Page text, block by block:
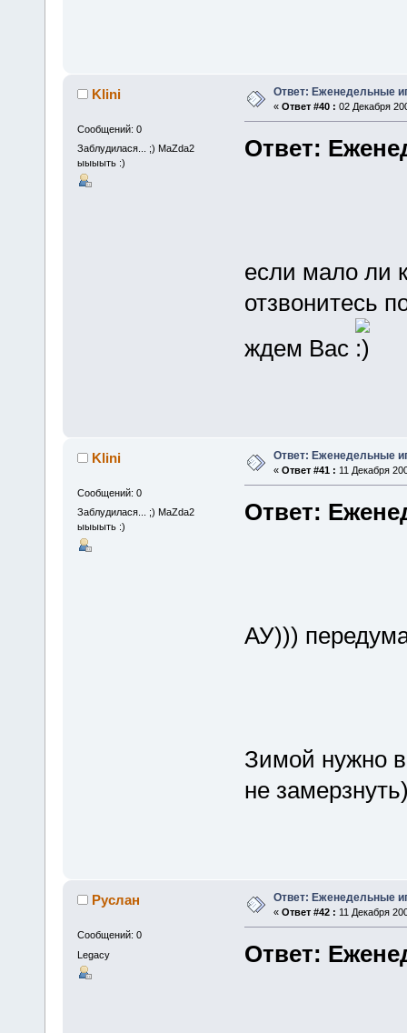
Klini
Сообщений: 0
Заблудилася... ;) MaZda2
ыыыыть :)
Ответ: Еженедельные
« Ответ #40 : 02 Декабря
Ответ:
если мало ли
отзвонитесь
ждем Вас
Klini
Сообщений: 0
Заблудилася... ;) MaZda2
ыыыыть :)
Ответ: Еженедельные
« Ответ #41 : 11 Декабря
Ответ:
АУ)))
Зимой нужно
не
Руслан
Сообщений: 0
Legacy
Ответ: Еженедельные
« Ответ #42 : 11 Декабря
Ответ: